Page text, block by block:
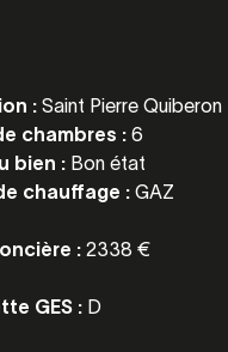
: Saint Pierre Quiberon
chambres : 6
bien : Bon état
chauffage : GAZ
: 2338 €
GES : D